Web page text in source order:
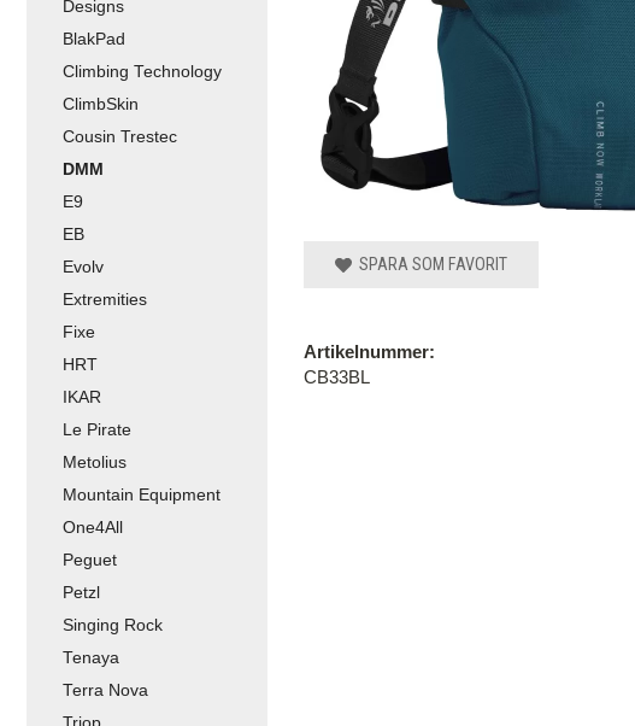
Designs
BlakPad
Climbing Technology
ClimbSkin
Cousin Trestec
DMM
E9
EB
Evolv
Extremities
Fixe
HRT
IKAR
Le Pirate
Metolius
Mountain Equipment
One4All
Peguet
Petzl
Singing Rock
Tenaya
Terra Nova
SPARA SOM FAVORIT
Artikelnummer:
CB33BL